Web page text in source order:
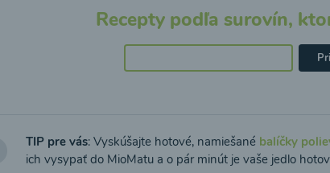
Recepty podľa surovín,
TIP pre vás: Vyskúšajte hotové, namiešané balíčky
ich vysypať do MioMatu a o pár minút je vaše jedlo